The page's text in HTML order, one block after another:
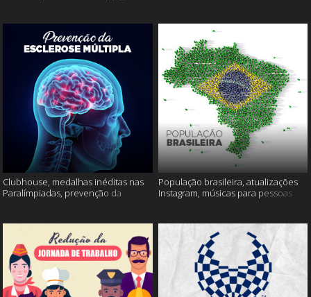
Clubhouse, medalhas inéditas nas
Paralímpiadas, prevenção da
População brasileira, atualizações
Instagram, músicas para pessoas